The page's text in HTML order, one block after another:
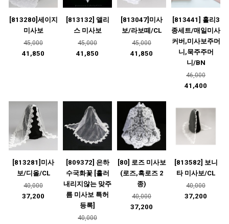
[813280]세이지
미사보
45,000
41,850
[813132] 앨리
스 미사보
45,000
41,850
[813047]미사
보/라보떼/CL
45,000
41,850
[813441] 홀리3
종세트/매일미사
커버,미사보주머
니,묵주주머
니/BN
46,000
41,400
[813281]미사
보/디올/CL
40,000
37,200
[809372] 은하
수국화꽃 [흘러
내리지않는 맞주
름 미사보 특허
등록]
40,000
[80] 로즈 미사보
(로즈,흑로즈 2
종)
40,000
37,200
[813582] 보니
타 미사보/CL
40,000
37,200